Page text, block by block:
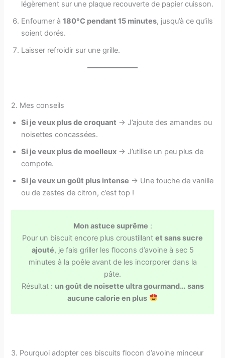
légèrement sur une plaque recouverte de papier cuisson.
Enfourner à180°C pendant 15 minutes, jusqu’à ce qu’ils
soient dorés.
Laisser refroidir sur une grille.
2. Mes conseils
Si je veux plus de croquant → J’ajoute des amandes ou
noisettes concassées.
Si je veux plus de moelleux → J’utilise un peu plus de
compote.
Si je veux un goût plus intense → Une touche de vanille
ou de zestes de citron, c’est top !
Mon astuce suprême :
Pour un biscuit encore plus croustillant et sans sucre
ajouté, je fais griller les flocons d’avoine à sec 5
minutes à la poêle avant de les incorporer dans la
pâte.
Résultat : un goût de noisette ultra gourmand… sans
aucune calorie en plus
3. Pourquoi adopter ces biscuits flocon d’avoine minceur